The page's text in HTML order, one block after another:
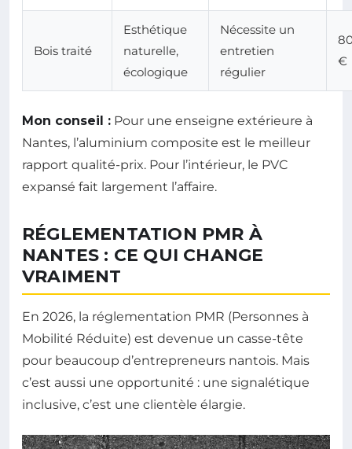
Bois traité
Esthétique
naturelle,
écologique
Nécessite un
entretien
régulier
€
Mon conseil : Pour une enseigne extérieure à
Nantes, l’aluminium composite est le meilleur
rapport qualité-prix. Pour l’intérieur, le PVC
expansé fait largement l’affaire.
RÉGLEMENTATION PMR À
NANTES : CE QUI CHANGE
VRAIMENT
En 2026, la réglementation PMR (Personnes à
Mobilité Réduite) est devenue un casse-tête
pour beaucoup d’entrepreneurs nantois. Mais
c’est aussi une opportunité : une signalétique
inclusive, c’est une clientèle élargie.